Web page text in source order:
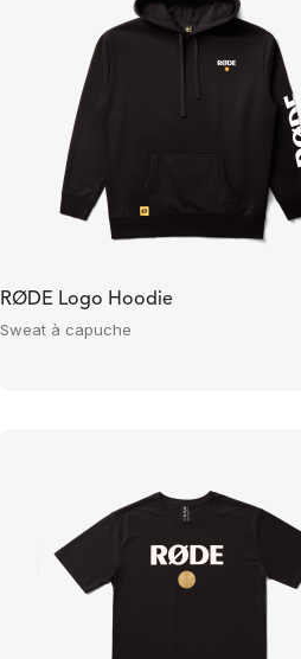
RØDE Logo Hoodie
Sweat à capuche